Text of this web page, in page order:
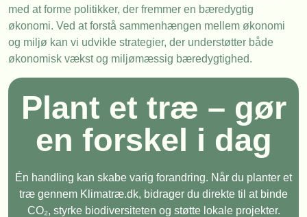
med at forme politikker, der fremmer en bæredygtig
økonomi. Ved at forstå sammenhængen mellem økonomi
og miljø kan vi udvikle strategier, der understøtter både
økonomisk vækst og miljømæssig bæredygtighed.
Plant et træ – gør
en forskel i dag
Én handling kan skabe varig forandring. Når du planter et
træ gennem Klimatræ.dk, bidrager du direkte til at binde
CO₂, styrke biodiversiteten og støtte lokale projekter.